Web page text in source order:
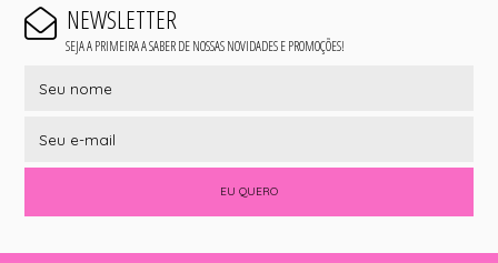
NEWSLETTER
SEJA A PRIMEIRA A SABER DE NOSSAS NOVIDADES E PROMOÇÕES!
EU QUERO